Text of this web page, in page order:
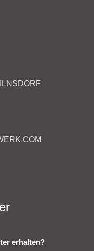
erhalten?